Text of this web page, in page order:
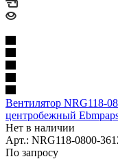
Вентилятор NRG118-
центробежный
Нет в наличии
Арт.: NRG118-0800-
По запросу